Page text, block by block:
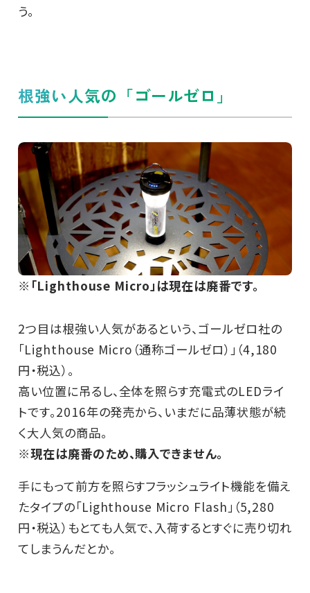
う。
根強い人気の「ゴールゼロ」
※「Lighthouse Micro」は現在は廃番です。
2つ目は根強い人気があるという、ゴールゼロ社の
「Lighthouse Micro（通称ゴールゼロ）」（4,180
円・税込）。
高い位置に吊るし、全体を照らす充電式のLEDライ
トです。2016年の発売から、いまだに品薄状態が続
く大人気の商品。
※現在は廃番のため、購入できません。
手にもって前方を照らすフラッシュライト機能を備え
たタイプの「Lighthouse Micro Flash」（5,280
円・税込）もとても人気で、入荷するとすぐに売り切れ
てしまうんだとか。